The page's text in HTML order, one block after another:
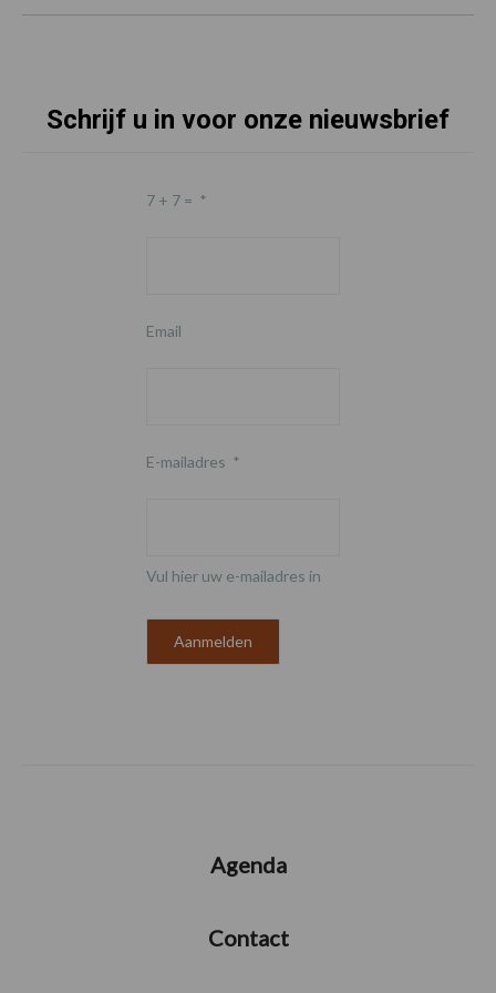
Schrijf u in voor onze nieuwsbrief
7 + 7 = *
Email
E-mailadres *
Vul hier uw e-mailadres in
Agenda
Contact